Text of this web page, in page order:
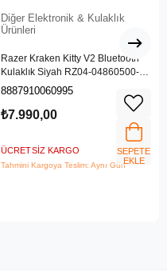
Diğer Elektronik & Kulaklık
Ürünleri
Razer Kraken Kitty V2 Bluetooth
Kulaklık Siyah RZ04-04860500-
R3M1
8887910060995
₺7.990,00
ÜCRETSIZ KARGO
Tahmini Kargoya Teslim: Aynı Gün
SEPETE
EKLE